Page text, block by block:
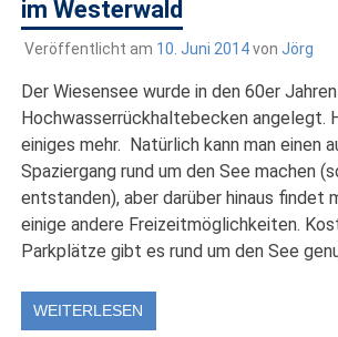
im Westerwald
Veröffentlicht am 10. Juni 2014von Jörg
Der Wiesensee wurde in den 60er
Hochwasserrückhaltebecken angelegt.
einiges mehr. Natürlich kann man einen
Spaziergang rund um den See machen
entstanden), aber darüber hinaus findet
einige andere Freizeitmöglichkeiten.
Parkplätze gibt es rund um den See
WEITERLESEN